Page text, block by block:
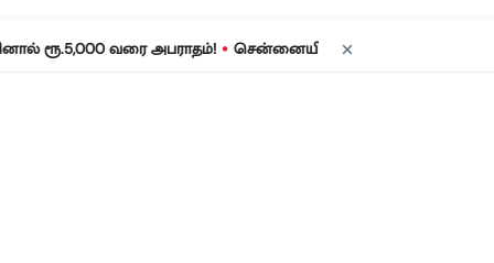
வரை அபராதம்! • சென்னையில் நாளை மின் தடை! உங்கள்